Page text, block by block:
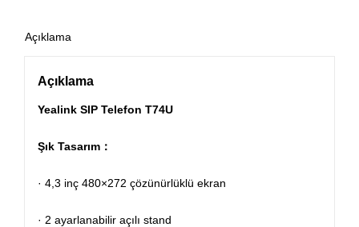
Açıklama
Açıklama
Yealink SIP Telefon T74U
Şık Tasarım：
· 4,3 inç 480×272 çözünürlüklü ekran
· 2 ayarlanabilir açılı stand